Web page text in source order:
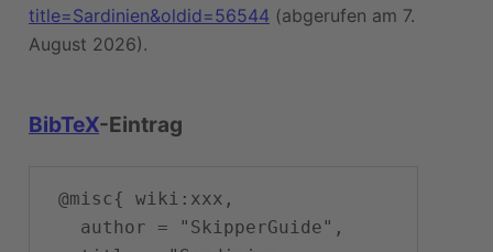
title=Sardinien&oldid=56544 (abgerufen am 7.
August 2026).
BibTeX-Eintrag